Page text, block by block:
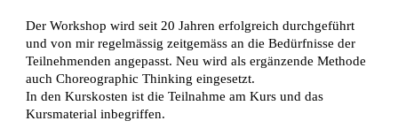
Der Workshop wird seit 20 Jahren erfolgreich durchgeführt
und von mir regelmässig zeitgemäss an die Bedürfnisse der
Teilnehmenden angepasst. Neu wird als ergänzende Methode
auch Choreographic Thinking eingesetzt.
In den Kurskosten ist die Teilnahme am Kurs und das
Kursmaterial inbegriffen.